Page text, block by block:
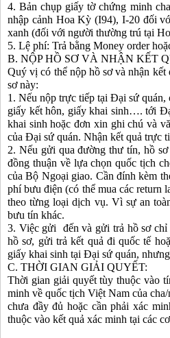
4. Bản chụp giấy tờ chứng minh
nhập cảnh Hoa Kỳ (I94), I-20 đối
xanh (đối với người thường trú tại
5. Lệ phí: Trả bằng Money order
B. NỘP HỒ SƠ VÀ NHẬN KẾT
Quý vị có thể nộp hồ sơ và nhận
sơ này:
1. Nếu nộp trực tiếp tại Đại sứ quán,
giấy kết hôn, giấy khai sinh…. tới
khai sinh hoặc đơn xin ghi chú và
của Đại sứ quán. Nhận kết quả trực
2. Nếu gửi qua đường thư tín, hồ
đồng thuận về lựa chọn quốc tịch
của Bộ Ngoại giao. Cần đính kèm
phí bưu điện (có thể mua các return
theo từng loại dịch vụ. Vì sự an
bưu tín khác.
3. Việc gửi đến và gửi trả hồ sơ
hồ sơ, gửi trả kết quả đi quốc tế
giấy khai sinh tại Đại sứ quán,
C. THỜI GIAN GIẢI QUYẾT:
Thời gian giải quyết tùy thuộc vào
minh về quốc tịch Việt Nam của
chưa đầy đủ hoặc cần phải xác
thuộc vào kết quả xác minh tại các